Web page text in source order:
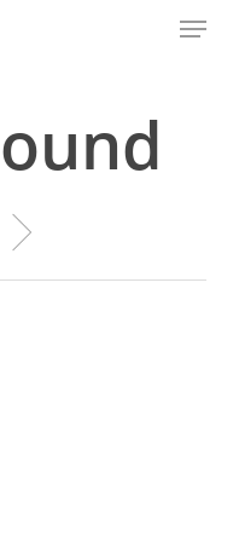
Menu